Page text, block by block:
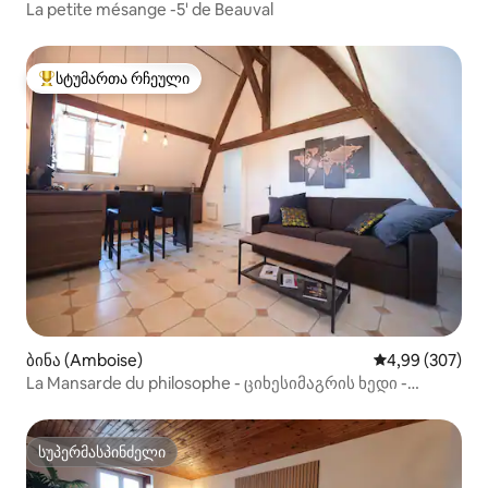
La petite mésange -5' de Beauval
სტუმართა რჩეული მოწინავე ვარიანტი
სტუმართა რჩეული
ბინა (Amboise) საშუალო
4,99 (307)
La Mansarde du philosophe - ციხესიმაგრის ხედი -
სუპერმასპინძელი
სუპერმასპინძელი